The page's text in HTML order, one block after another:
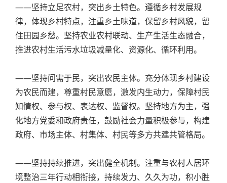
——坚持立足农村，突出乡土特色。遵循乡村发展规
律，体现乡村特点，注重乡土味道，保留乡村风貌，留
住田园乡愁。坚持农业农村联动、生产生活生态融合，
推进农村生活污水垃圾减量化、资源化、循环利用。
——坚持问需于民，突出农民主体。充分体现乡村建设
为农民而建，尊重村民意愿，激发内生动力，保障村民
知情权、参与权、表达权、监督权。坚持地方为主，强
化地方党委和政府责任，鼓励社会力量积极参与，构建
政府、市场主体、村集体、村民等多方共建共管格局。
——坚持持续推进，突出健全机制。注重与农村人居环
境整治三年行动相衔接，持续发力、久久为功，积小胜